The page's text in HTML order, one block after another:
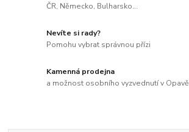
ČR, Německo, Bulharsko...
Nevíte si rady?
Pomohu vybrat správnou přízi
Kamenná prodejna
a možnost osobního vyzvednutí v Opavě